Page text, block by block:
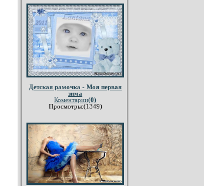
Детская рамочка - Моя первая
зима
Коментарии(0)
Просмотры:(1349)